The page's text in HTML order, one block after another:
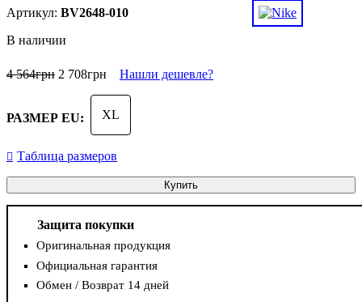
BV2648-010
В наличии
4 564грн 2 708грн Нашли дешевле?
РАЗМЕР EU: XL
Таблица размеров
Купить
Защита покупки
Оригинальная продукция
Официальная гарантия
Обмен / Возврат 14 дней